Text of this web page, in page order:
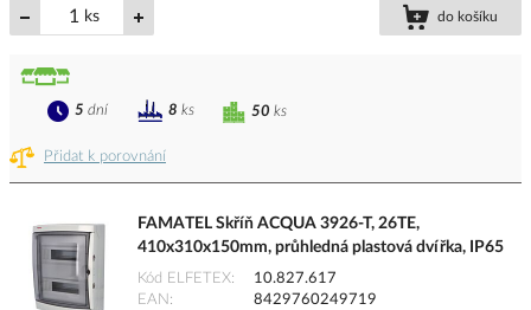
ks do košíku
Přidat k porovnání
50 ks
5 dní 8 ks
FAMATEL Skříň ACQUA 3926-T, 26TE,
410x310x150mm, průhledná plastová dvířka, IP65
Kód ELFETEX
10.827.617
EAN
8429760249719